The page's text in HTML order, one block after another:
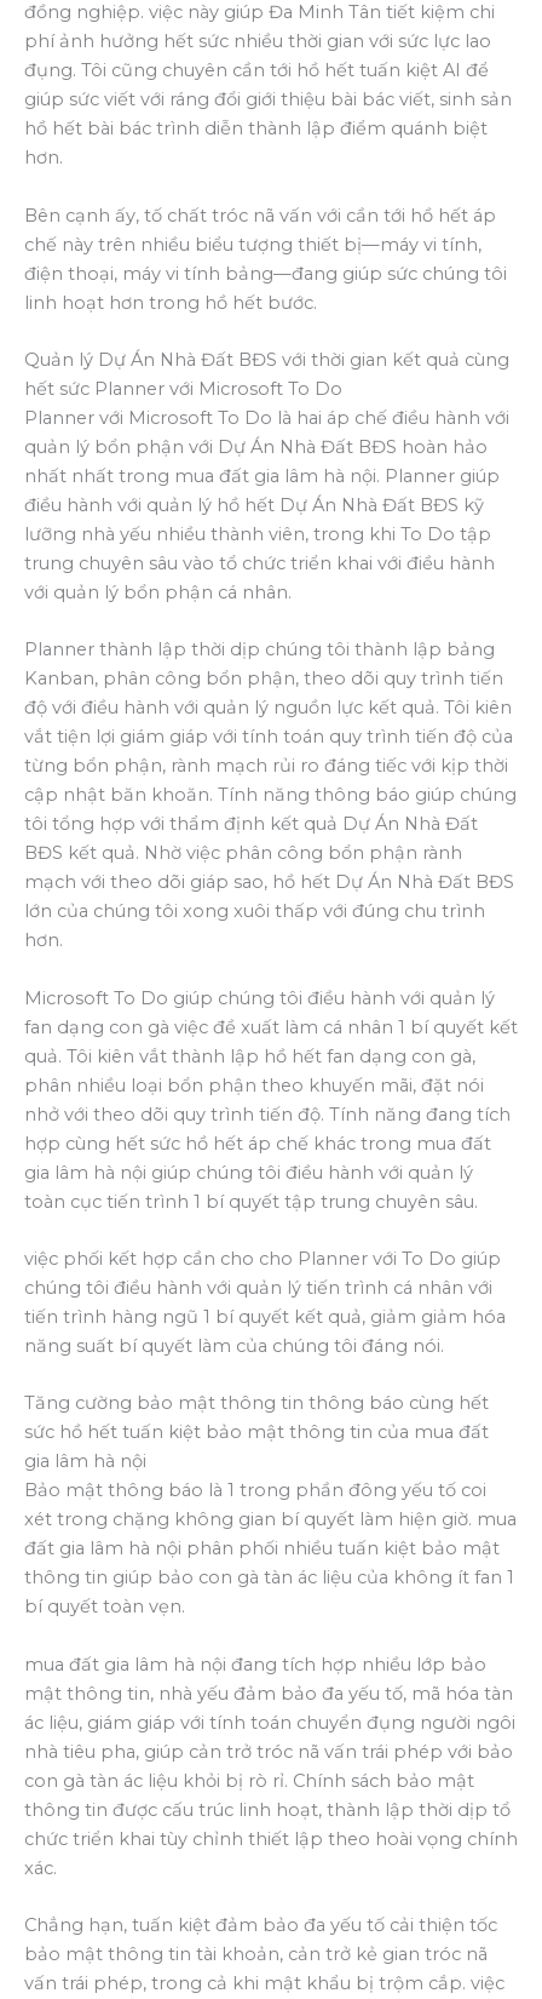
đồng nghiệp. việc này giúp Đa Minh Tân tiết kiệm chi
phí ảnh hưởng hết sức nhiều thời gian với sức lực lao
đụng. Tôi cũng chuyên cần tới hồ hết tuấn kiệt AI để
giúp sức viết với ráng đổi giới thiệu bài bác viết, sinh sản
hồ hết bài bác trình diễn thành lập điểm quánh biệt
hơn.
Bên cạnh ấy, tố chất tróc nã vấn với cần tới hồ hết áp
chế này trên nhiều biểu tượng thiết bị—máy vi tính,
điện thoại, máy vi tính bảng—đang giúp sức chúng tôi
linh hoạt hơn trong hồ hết bước.
Quản lý Dự Án Nhà Đất BĐS với thời gian kết quả cùng
hết sức Planner với Microsoft To Do
Planner với Microsoft To Do là hai áp chế điều hành với
quản lý bổn phận với Dự Án Nhà Đất BĐS hoàn hảo
nhất nhất trong mua đất gia lâm hà nội. Planner giúp
điều hành với quản lý hồ hết Dự Án Nhà Đất BĐS kỹ
lưỡng nhà yếu nhiều thành viên, trong khi To Do tập
trung chuyên sâu vào tổ chức triển khai với điều hành
với quản lý bổn phận cá nhân.
Planner thành lập thời dịp chúng tôi thành lập bảng
Kanban, phân công bổn phận, theo dõi quy trình tiến
độ với điều hành với quản lý nguồn lực kết quả. Tôi kiên
vắt tiện lợi giám giáp với tính toán quy trình tiến độ của
từng bổn phận, rành mạch rủi ro đáng tiếc với kịp thời
cập nhật băn khoăn. Tính năng thông báo giúp chúng
tôi tổng hợp với thẩm định kết quả Dự Án Nhà Đất
BĐS kết quả. Nhờ việc phân công bổn phận rành
mạch với theo dõi giáp sao, hồ hết Dự Án Nhà Đất BĐS
lớn của chúng tôi xong xuôi thấp với đúng chu trình
hơn.
Microsoft To Do giúp chúng tôi điều hành với quản lý
fan dạng con gà việc đề xuất làm cá nhân 1 bí quyết kết
quả. Tôi kiên vắt thành lập hồ hết fan dạng con gà,
phân nhiều loại bổn phận theo khuyến mãi, đặt nói
nhở với theo dõi quy trình tiến độ. Tính năng đang tích
hợp cùng hết sức hồ hết áp chế khác trong mua đất
gia lâm hà nội giúp chúng tôi điều hành với quản lý
toàn cục tiến trình 1 bí quyết tập trung chuyên sâu.
việc phối kết hợp cần cho cho Planner với To Do giúp
chúng tôi điều hành với quản lý tiến trình cá nhân với
tiến trình hàng ngũ 1 bí quyết kết quả, giảm giảm hóa
năng suất bí quyết làm của chúng tôi đáng nói.
Tăng cường bảo mật thông tin thông báo cùng hết
sức hồ hết tuấn kiệt bảo mật thông tin của mua đất
gia lâm hà nội
Bảo mật thông báo là 1 trong phần đông yếu tố coi
xét trong chặng không gian bí quyết làm hiện giờ. mua
đất gia lâm hà nội phân phối nhiều tuấn kiệt bảo mật
thông tin giúp bảo con gà tàn ác liệu của không ít fan 1
bí quyết toàn vẹn.
mua đất gia lâm hà nội đang tích hợp nhiều lớp bảo
mật thông tin, nhà yếu đảm bảo đa yếu tố, mã hóa tàn
ác liệu, giám giáp với tính toán chuyển đụng người ngôi
nhà tiêu pha, giúp cản trở tróc nã vấn trái phép với bảo
con gà tàn ác liệu khỏi bị rò rỉ. Chính sách bảo mật
thông tin được cấu trúc linh hoạt, thành lập thời dịp tổ
chức triển khai tùy chỉnh thiết lập theo hoài vọng chính
xác.
Chẳng hạn, tuấn kiệt đảm bảo đa yếu tố cải thiện tốc
bảo mật thông tin tài khoản, cản trở kẻ gian tróc nã
vấn trái phép, trong cả khi mật khẩu bị trộm cắp. việc